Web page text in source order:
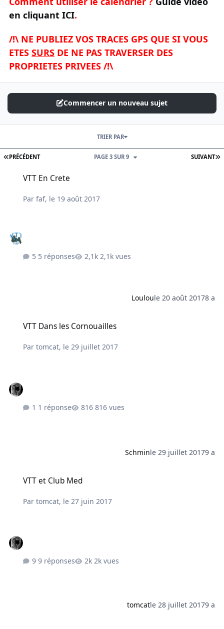
en cliquant ICI.
/!\ NE PUBLIEZ VOS TRACES GPS QUE SI VOUS
ETESSURS DE NE PAS TRAVERSER DES
PROPRIETES PRIVEES /!\
Commencer un nouveau sujet
PREMIÈRE PAGE
PRÉCÉDENT SUIVANT
PAGE 3 SUR 9
TRIER PAR
VTT En Crete
Parfaf, le 19 août 2017
5 réponses 2,1k vues
Louloule 20 août 20178 a
VTT Dans les Cornouailles
Partomcat, le 29 juillet 2017
1 réponse 816 vues
Schminle 29 juillet 20179 a
VTT et Club Med
Partomcat, le 27 juin 2017
9 réponses 2k vues
tomcatle 28 juillet 20179 a